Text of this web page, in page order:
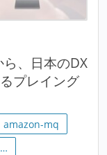
ら、日本のDX
プレイング
amazon-mq
…